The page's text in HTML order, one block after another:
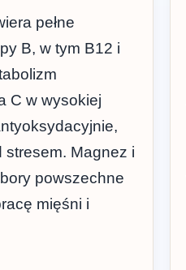
pełne
B, w tym B12 i
C w wysokiej
Magnez i
powszechne
mięśni i